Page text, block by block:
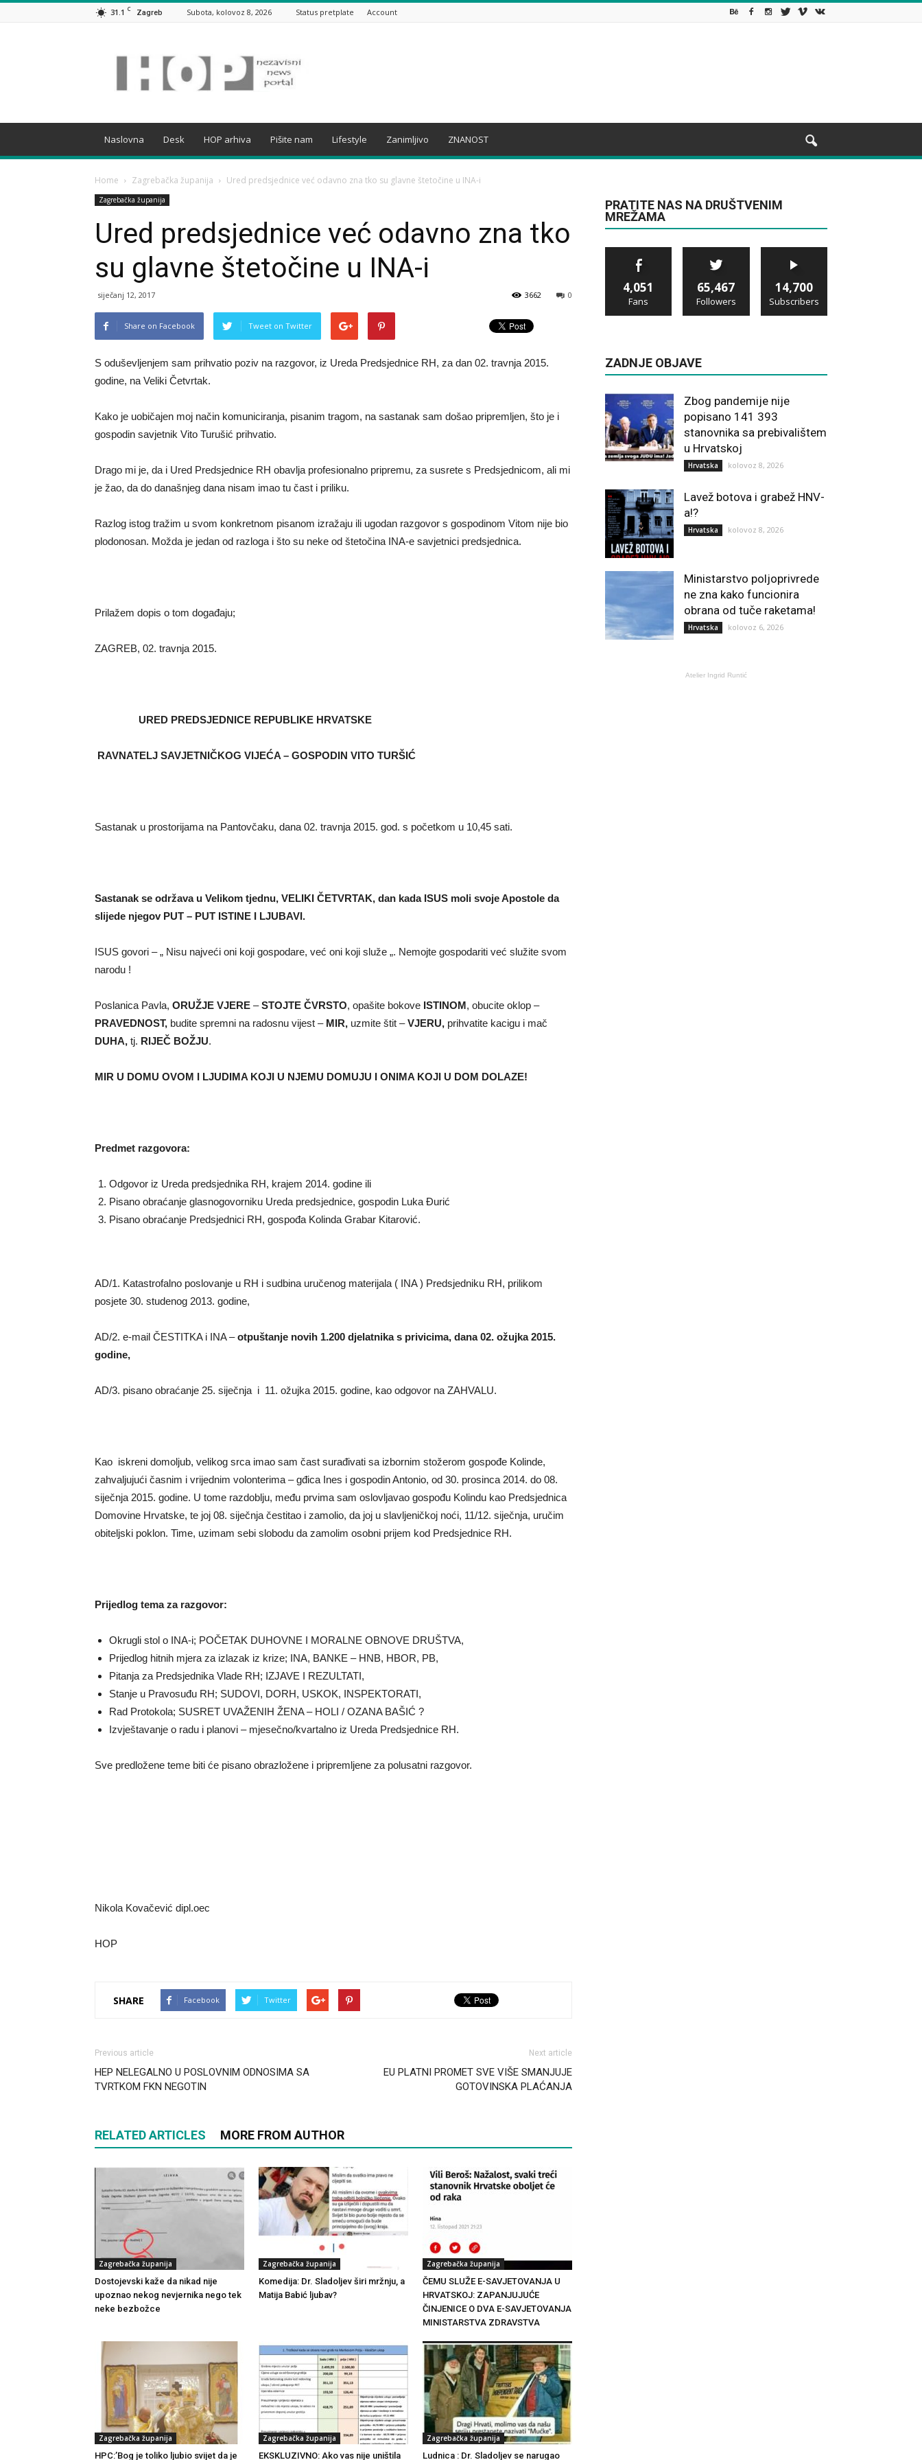
31.1 C Zagreb Subota, kolovoz 8, 2026 Status pretplate Account
Naslovna Desk HOP arhiva Pišite nam Lifestyle Zanimljivo ZNANOST
Home Zagrebačka županija Ured predsjednice već odavno zna tko su glavne štetočine u INA-i
Zagrebačka županija
Ured predsjednice već odavno zna tko
su glavne štetočine u INA-i
siječanj 12, 2017 0
3662
Share on Facebook Tweet on Twitter
S oduševljenjem sam prihvatio poziv na razgovor, iz Ureda Predsjednice RH, za dan 02. travnja 2015.
godine, na Veliki Četvrtak.
Kako je uobičajen moj način komuniciranja, pisanim tragom, na sastanak sam došao pripremljen, što je i
gospodin savjetnik Vito Turušić prihvatio.
Drago mi je, da i Ured Predsjednice RH obavlja profesionalno pripremu, za susrete s Predsjednicom, ali mi
je žao, da do današnjeg dana nisam imao tu čast i priliku.
Razlog istog tražim u svom konkretnom pisanom izražaju ili ugodan razgovor s gospodinom Vitom nije bio
plodonosan. Možda je jedan od razloga i što su neke od štetočina INA-e savjetnici predsjednica.
Prilažem dopis o tom događaju;
ZAGREB, 02. travnja 2015.
URED PREDSJEDNICE REPUBLIKE HRVATSKE
RAVNATELJ SAVJETNIČKOG VIJEĆA – GOSPODIN VITO TURŠIĆ
Sastanak u prostorijama na Pantovčaku, dana 02. travnja 2015. god. s početkom u 10,45 sati.
Sastanak se održava u Velikom tjednu, VELIKI ČETVRTAK, dan kada ISUS moli svoje Apostole da
slijede njegov PUT – PUT ISTINE I LJUBAVI.
ISUS govori – „ Nisu najveći oni koji gospodare, već oni koji služe „. Nemojte gospodariti već služite svom
narodu !
Poslanica Pavla, ORUŽJE VJERE –STOJTE ČVRSTO, opašite bokove ISTINOM, obucite oklop –
PRAVEDNOST, budite spremni na radosnu vijest – MIR, uzmite štit –VJERU, prihvatite kacigu i mač
DUHA, tj. RIJEČ BOŽJU.
MIR U DOMU OVOM I LJUDIMA KOJI U NJEMU DOMUJU I ONIMA KOJI U DOM DOLAZE!
Predmet razgovora:
Odgovor iz Ureda predsjednika RH, krajem 2014. godine ili
Pisano obraćanje glasnogovorniku Ureda predsjednice, gospodin Luka Đurić
Pisano obraćanje Predsjednici RH, gospođa Kolinda Grabar Kitarović.
AD/1. Katastrofalno poslovanje u RH i sudbina uručenog materijala ( INA ) Predsjedniku RH, prilikom
posjete 30. studenog 2013. godine,
AD/2. e-mail ČESTITKA i INA –otpuštanje novih 1.200 djelatnika s privicima, dana 02. ožujka 2015.
godine,
AD/3. pisano obraćanje 25. siječnja i 11. ožujka 2015. godine, kao odgovor na ZAHVALU.
Kao iskreni domoljub, velikog srca imao sam čast surađivati sa izbornim stožerom gospođe Kolinde,
zahvaljujući časnim i vrijednim volonterima – gđica Ines i gospodin Antonio, od 30. prosinca 2014. do 08.
siječnja 2015. godine. U tome razdoblju, među prvima sam oslovljavao gospođu Kolindu kao Predsjednica
Domovine Hrvatske, te joj 08. siječnja čestitao i zamolio, da joj u slavljeničkoj noći, 11/12. siječnja, uručim
obiteljski poklon. Time, uzimam sebi slobodu da zamolim osobni prijem kod Predsjednice RH.
Prijedlog tema za razgovor:
Okrugli stol o INA-i; POČETAK DUHOVNE I MORALNE OBNOVE DRUŠTVA,
Prijedlog hitnih mjera za izlazak iz krize; INA, BANKE – HNB, HBOR, PB,
Pitanja za Predsjednika Vlade RH; IZJAVE I REZULTATI,
Stanje u Pravosuđu RH; SUDOVI, DORH, USKOK, INSPEKTORATI,
Rad Protokola; SUSRET UVAŽENIH ŽENA – HOLI / OZANA BAŠIĆ ?
Izvještavanje o radu i planovi – mjesečno/kvartalno iz Ureda Predsjednice RH.
Sve predložene teme biti će pisano obrazložene i pripremljene za polusatni razgovor.
Nikola Kovačević dipl.oec
HOP
SHARE Facebook Twitter
Previous article
HEP NELEGALNO U POSLOVNIM ODNOSIMA SA
TVRTKOM FKN NEGOTIN
Next article
EU PLATNI PROMET SVE VIŠE SMANJUJE
GOTOVINSKA PLAĆANJA
RELATED ARTICLES MORE FROM AUTHOR
Zagrebačka županija
Dostojevski kaže da nikad nije
upoznao nekog nevjernika nego tek
neke bezbožce
Zagrebačka županija
Komedija: Dr. Sladoljev širi mržnju, a
Matija Babić ljubav?
Zagrebačka županija
ČEMU SLUŽE E-SAVJETOVANJA U
HRVATSKOJ: ZAPANJUJUĆE
ČINJENICE O DVA E-SAVJETOVANJA
MINISTARSTVA ZDRAVSTVA
Zagrebačka županija
HPC:’Bog je toliko ljubio svijet da je
Zagrebačka županija
EKSKLUZIVNO: Ako vas nije uništila
Zagrebačka županija
Ludnica : Dr. Sladoljev se narugao
PRATITE NAS NA DRUŠTVENIM
MREŽAMA
4,051
Fans
65,467
Followers
14,700
Subscribers
ZADNJE OBJAVE
Zbog pandemije nije
popisano 141 393
stanovnika sa prebivalištem
u Hrvatskoj
Hrvatska kolovoz 8, 2026
Lavež botova i grabež HNV-
a!?
Hrvatska kolovoz 8, 2026
Ministarstvo poljoprivrede
ne zna kako funcionira
obrana od tuče raketama!
Hrvatska kolovoz 6, 2026
Atelier Ingrid Runtić